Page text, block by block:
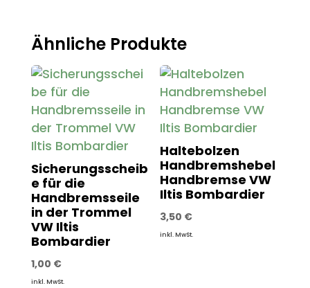
Ähnliche Produkte
Sicherungsscheib
e für die
Handbremsseile
in der Trommel
VW Iltis
Bombardier
1,00 €
inkl. MwSt.
Haltebolzen
Handbremshebel
Handbremse VW
Iltis Bombardier
3,50 €
inkl. MwSt.